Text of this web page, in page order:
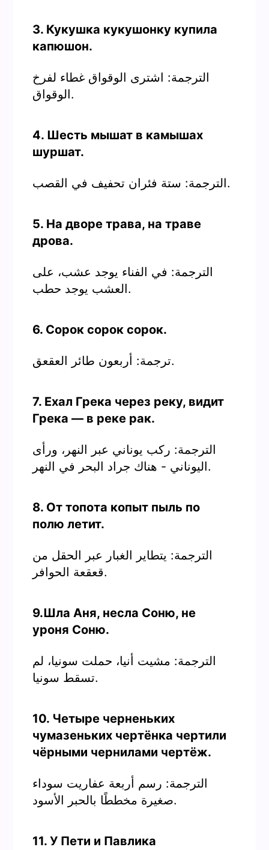
3. Кукушка кукушонку купила
капюшон.
الترجمة: اشترى الوقواق غطاء لفرخ
الوقواق.
4. Шесть мышат в камышах
шуршат.
الترجمة: ستة فئران تحفيف في القصب.
5. На дворе трава, на траве
дрова.
الترجمة: في الفناء يوجد عشب، على
العشب يوجد حطب.
6. Сорок сорок сорок.
ترجمة: أربعون طائر العقعق.
7. Ехал Грека через реку, видит
Грека — в реке рак.
الترجمة: ركب يوناني عبر النهر، ورأى
اليوناني - هناك جراد البحر في النهر.
8. От топота копыт пыль по
полю летит.
الترجمة: يتطاير الغبار عبر الحقل من
قعقعة الحوافر.
9.Шла Аня, несла Соню, не
уроня Соню.
الترجمة: مشيت أنيا، حملت سونيا، لم
تسقط سونيا.
10. Четыре черненьких
чумазеньких чертёнка чертили
чёрными чернилами чертёж.
الترجمة: رسم أربعة عفاريت سوداء
صغيرة مخططًا بالحبر الأسود.
11. У Пети и Павлика